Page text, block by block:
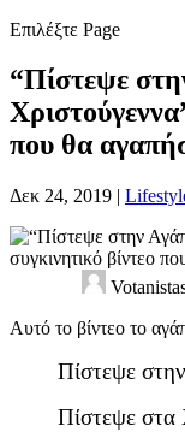
Επιλέξτε Page
“Πίστεψε
που θα
Δεκ 24, 2019 |
Αυτό το βίντεο το
Πίστεψε
Πίστεψε στα